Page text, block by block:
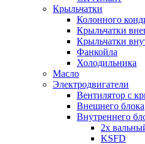
Крыльчатки
Колонного
Крыльчатки
Крыльчатки
Фанкойла
Холодильника
Масло
Электродвигатели
Вентилятор с
Внешнего блока
Внутреннего
2х
KSFD